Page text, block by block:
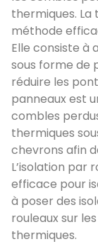
thermiques. La
méthode
Elle consiste à
sous forme de
réduire les
panneaux est
combles
thermiques
chevrons afin
L’isolation par
efficace pour
à poser des
rouleaux sur
thermiques.